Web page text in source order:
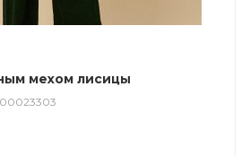
мехом лисицы